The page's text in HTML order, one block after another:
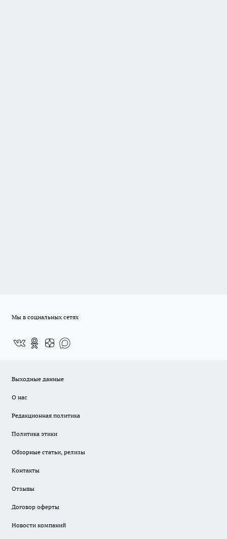
Мы в социальных сетях
Выходные данные
О нас
Редакционная политика
Политика этики
Обзорные статьи, релизы
Контакты
Отзывы
Договор оферты
Новости компаний